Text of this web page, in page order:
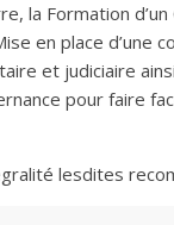
la Formation
en place d’une
et judiciaire
pour faire
lesdites